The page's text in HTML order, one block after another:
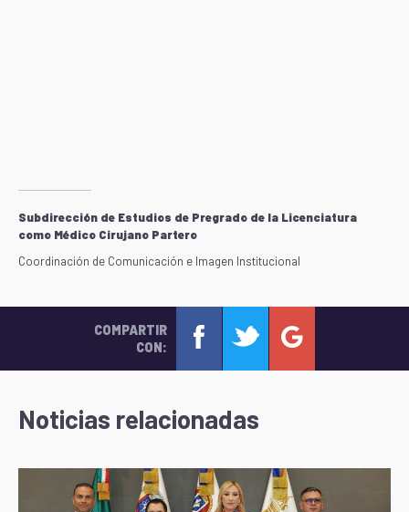
Subdirección de Estudios de Pregrado de la Licenciatura
como Médico Cirujano Partero
Coordinación de Comunicación e Imagen Institucional
COMPARTIR
CON:
Noticias relacionadas